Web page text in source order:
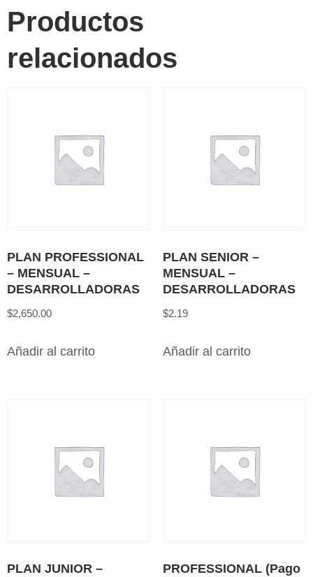
Productos
relacionados
PLAN PROFESSIONAL
– MENSUAL –
DESARROLLADORAS
$2,650.00
Añadir al carrito
PLAN SENIOR –
MENSUAL –
DESARROLLADORAS
$2.19
Añadir al carrito
PLAN JUNIOR –
PROFESSIONAL (Pago